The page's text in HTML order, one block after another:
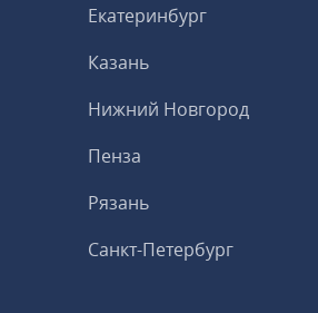
Екатеринбург
Казань
Нижний Новгород
Пенза
Рязань
Санкт-Петербург